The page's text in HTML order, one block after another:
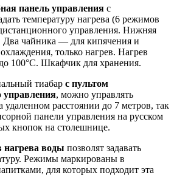
панель управления с
температуру нагрева (6 режимов
управления. Нижняя
Два чайника — для кипячения и
только нагрев. Нагрев
100°С. Шкафчик для хранения.
тиабар с пультом
управления, можно управлять
удаленном расстоянии до 7 метров, так
панели управления на русском
кнопок на столешнице.
воды позволят задавать
Режимы маркированы в
для которых подходит эта